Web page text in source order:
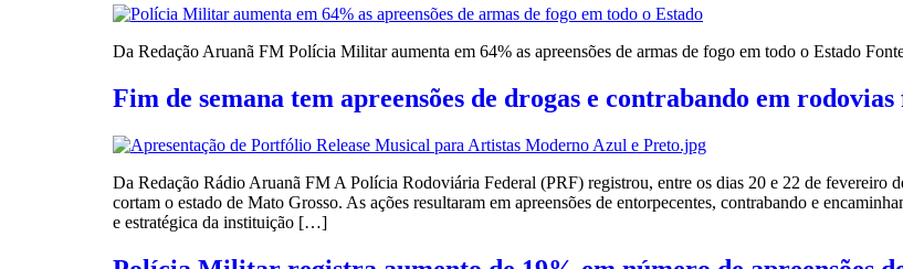
Da Redação Aruanã FM Polícia Militar aumenta em 64% as apreensões de armas de fogo em todo o Estado
Fim de semana tem apreensões de drogas e contrabando em
Da Redação Rádio Aruanã FM A Polícia Rodoviária Federal (PRF) registrou, entre os dias 20 e 22 de fevereiro
cortam o estado de Mato Grosso. As ações resultaram em apreensões de entorpecentes, contrabando e
e estratégica da instituição […]